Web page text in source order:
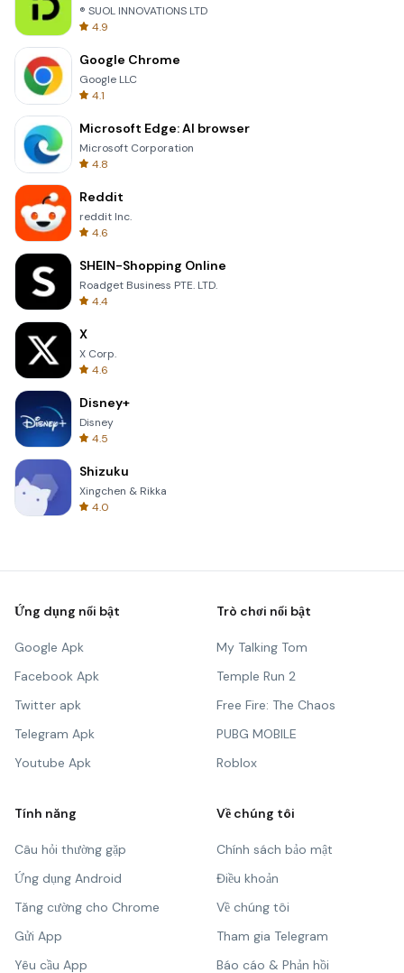
® SUOL INNOVATIONS LTD
4.9
Google Chrome
Google LLC
4.1
Microsoft Edge: AI browser
Microsoft Corporation
4.8
Reddit
reddit Inc.
4.6
SHEIN-Shopping Online
Roadget Business PTE. LTD.
4.4
X
X Corp.
4.6
Disney+
Disney
4.5
Shizuku
Xingchen & Rikka
4.0
Ứng dụng nổi bật
Google Apk
Facebook Apk
Twitter apk
Telegram Apk
Youtube Apk
Trò chơi nổi bật
My Talking Tom
Temple Run 2
Free Fire: The Chaos
PUBG MOBILE
Roblox
Tính năng
Câu hỏi thường gặp
Ứng dụng Android
Tăng cường cho Chrome
Gửi App
Yêu cầu App
Về chúng tôi
Chính sách bảo mật
Điều khoản
Về chúng tôi
Tham gia Telegram
Báo cáo & Phản hồi